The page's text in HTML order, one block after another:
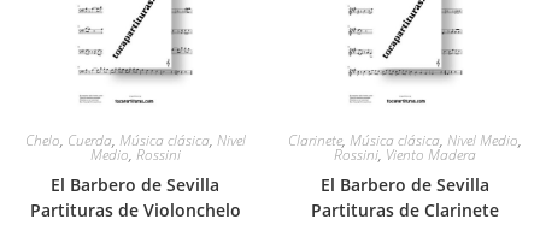
Chelo, Cuerda, Música clásica, Nivel
Medio, Rossini
El Barbero de Sevilla
Partituras de Violonchelo
Clarinete, Música clásica, Nivel Medio,
Rossini, Viento Madera
El Barbero de Sevilla
Partituras de Clarinete